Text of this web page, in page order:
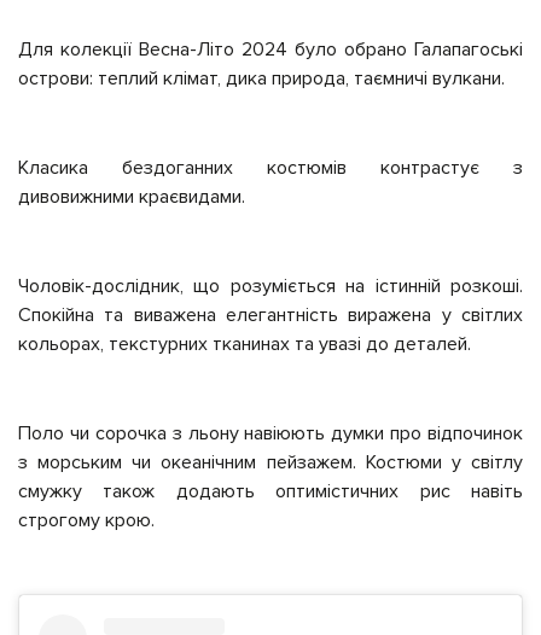
Для колекції Весна-Літо 2024 було обрано Галапагоські
острови: теплий клімат, дика природа, таємничі вулкани.
Класика бездоганних костюмів контрастує з
дивовижними краєвидами.
Чоловік-дослідник, що розуміється на істинній розкоші.
Спокійна та виважена елегантність виражена у світлих
кольорах, текстурних тканинах та увазі до деталей.
Поло чи сорочка з льону навіюють думки про відпочинок
з морським чи океанічним пейзажем. Костюми у світлу
смужку також додають оптимістичних рис навіть
строгому крою.